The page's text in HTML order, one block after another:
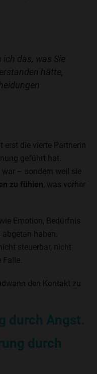
ich das, was Sie
hätte,
erst die vierte Partnerin
geführt hat.
war – sondern weil sie
zu fühlen, was vorher
Emotion, Bedürfnis
haben.
steuerbar, nicht
den Kontakt zu
durch Angst.
durch